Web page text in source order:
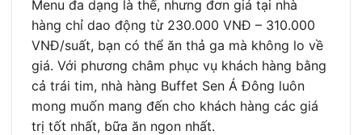
Menu đa dạng là thế, nhưng đơn giá tại nhà
hàng chỉ dao động từ 230.000 VNĐ – 310.000
VNĐ/suất, bạn có thể ăn thả ga mà không lo về
giá. Với phương châm phục vụ khách hàng bằng
cả trái tim, nhà hàng Buffet Sen Á Đông luôn
mong muốn mang đến cho khách hàng các giá
trị tốt nhất, bữa ăn ngon nhất.